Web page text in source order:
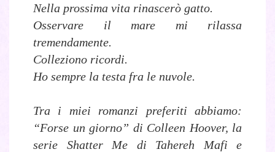
Nella prossima vita rinascerò gatto.
Osservare il mare mi rilassa
tremendamente.
Colleziono ricordi.
Ho sempre la testa fra le nuvole.
Tra i miei romanzi preferiti abbiamo:
“Forse un giorno” di Colleen Hoover, la
serie Shatter Me di Tahereh Mafi e